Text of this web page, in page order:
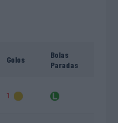
Golos
Bolas
Paradas
1